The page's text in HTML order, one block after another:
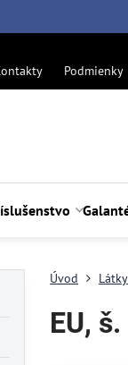
Podmienky
Úvod Látky
EU,